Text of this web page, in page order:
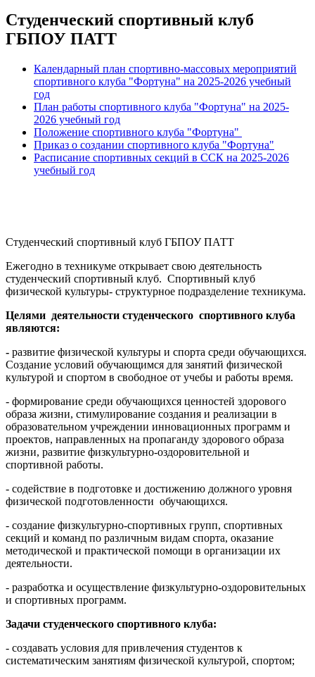
Студенческий спортивный клуб
ГБПОУ ПАТТ
Календарный план спортивно-массовых мероприятий
спортивного клуба "Фортуна" на 2025-2026 учебный
год
План работы спортивного клуба "Фортуна" на 2025-
2026 учебный год
Положение спортивного клуба "Фортуна"
Приказ о создании спортивного клуба "Фортуна"
Расписание спортивных секций в ССК на 2025-2026
учебный год
Студенческий спортивный клуб ГБПОУ ПАТТ
Ежегодно в техникуме открывает свою деятельность
студенческий спортивный клуб. Спортивный клуб
физической культуры- структурное подразделение техникума.
Целями деятельности студенческого спортивного клуба
являются:
- развитие физической культуры и спорта среди обучающихся.
Создание условий обучающимся для занятий физической
культурой и спортом в свободное от учебы и работы время.
- формирование среди обучающихся ценностей здорового
образа жизни, стимулирование создания и реализации в
образовательном учреждении инновационных программ и
проектов, направленных на пропаганду здорового образа
жизни, развитие физкультурно-оздоровительной и
спортивной работы.
- содействие в подготовке и достижению должного уровня
физической подготовленности обучающихся.
- создание физкультурно-спортивных групп, спортивных
секций и команд по различным видам спорта, оказание
методической и практической помощи в организации их
деятельности.
- разработка и осуществление физкультурно-оздоровительных
и спортивных программ.
Задачи студенческого спортивного клуба:
- создавать условия для привлечения студентов к
систематическим занятиям физической культурой, спортом;